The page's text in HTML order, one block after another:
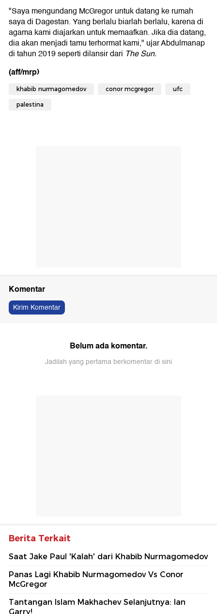
"Saya mengundang McGregor untuk datang ke rumah
saya di Dagestan. Yang berlalu biarlah berlalu, karena di
agama kami diajarkan untuk memaafkan. Jika dia datang,
dia akan menjadi tamu terhormat kami," ujar Abdulmanap
di tahun 2019 seperti dilansir dari The Sun.
(aff/mrp)
khabib nurmagomedov conor mcgregor ufc
palestina
Komentar
Kirim Komentar
Belum ada komentar.
Jadilah yang pertama berkomentar di sini
Berita Terkait
Saat Jake Paul 'Kalah' dari Khabib Nurmagomedov
Panas Lagi Khabib Nurmagomedov Vs Conor
McGregor
Tantangan Islam Makhachev Selanjutnya: Ian
Garry!